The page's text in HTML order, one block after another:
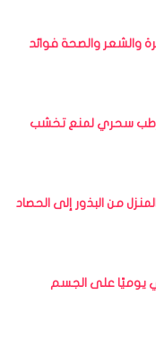
والشعر والصحة فوائد
مرطب سحري لمنع تخشب
من البذور إلى الحصاد
يوميًا على الجسم